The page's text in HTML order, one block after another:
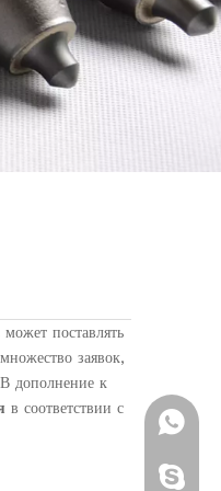
может поставлять
заявок,
дополнение к
в соответствии с
+ 86-